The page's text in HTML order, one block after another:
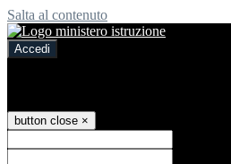
Salta al contenuto
Accedi
button close ×